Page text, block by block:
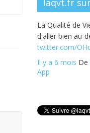
laqvt.fr
La Qualité de
d'aller bien au-
twitter.com/
Il y a 6 mois De
App